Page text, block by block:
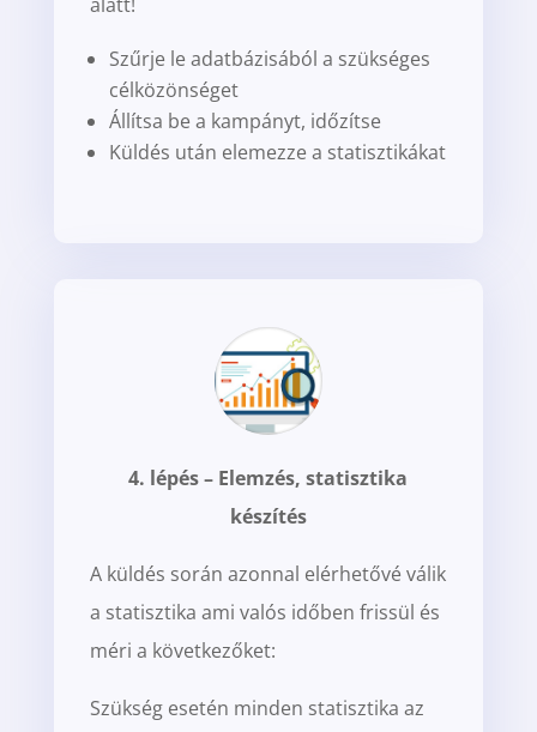
Szűrje le adatbázisából a szükséges
célközönséget
Állítsa be a kampányt, időzítse
Küldés után elemezze a statisztikákat
4. lépés – Elemzés, statisztika
készítés
A küldés során azonnal elérhetővé válik
a statisztika ami valós időben frissül és
méri a következőket:
Szükség esetén minden statisztika az